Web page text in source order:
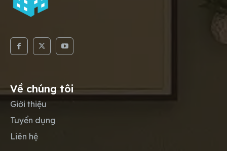
Về chúng tôi
Giới thiệu
Tuyển dụng
Liên hệ